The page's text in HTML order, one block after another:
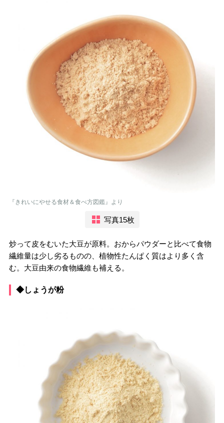
『きれいにやせる食材＆食べ方図鑑』より
写真15枚
炒って皮をむいた大豆が原料。おからパウダーと比べて食物
繊維量は少し劣るものの、植物性たんぱく質はより多く含
む。大豆由来の食物繊維も補える。
◆しょうが粉